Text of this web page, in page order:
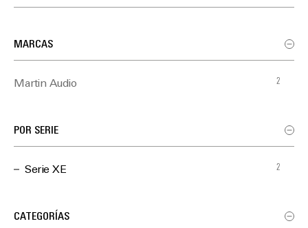
MARCAS
Martin Audio 2
POR SERIE
Serie XE 2
CATEGORÍAS